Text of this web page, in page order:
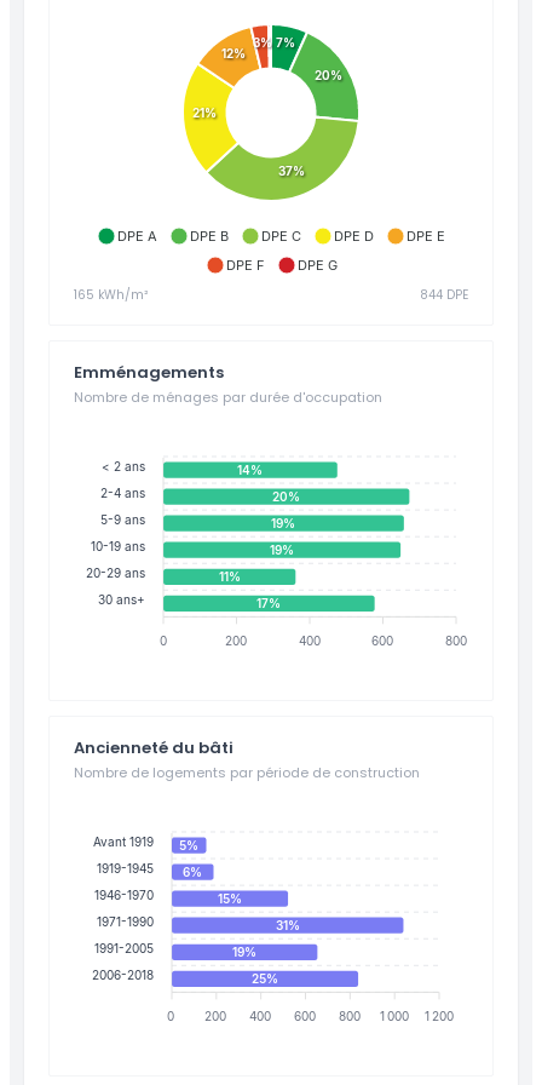
7%
20%
37%
21%
12%
3%
DPE A DPE B DPE C DPE D
DPE E
DPE F
DPE G
165 kWh/m² 844 DPE
Emménagements
Nombre de ménages par durée d'occupation
14%
20%
19%
19%
11%
17%
< 2 ans
2-4 ans
5-9 ans
10-19 ans
20-29 ans
30 ans+
800
600
400
200
0
Ancienneté du bâti
Nombre de logements par période de construction
5%
6%
15%
31%
19%
25%
Avant 1919
1919-1945
1946-1970
1971-1990
1991-2005
2006-2018
1 200
1 000
800
600
400
200
0